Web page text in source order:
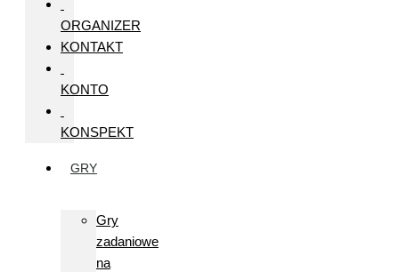
ORGANIZER
KONTAKT
KONTO
KONSPEKT
GRY
Gry
zadaniowe
na